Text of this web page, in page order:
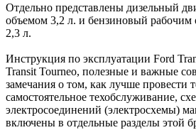
Отдельно представлены дизельный
объемом 3,2 л. и бензиновый рабочим
2,3 л.
Инструкция по эксплуатации Ford
Transit Tourneo, полезные и важные
замечания о том, как лучше провести
самостоятельное техобслуживание,
электросоединений (электросхемы)
включены в отдельные разделы этой